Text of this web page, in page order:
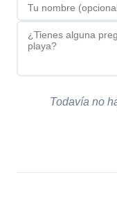
Todavía no